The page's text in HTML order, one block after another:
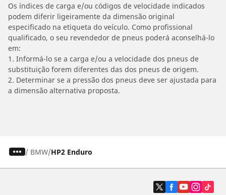
Os índices de carga e/ou códigos de velocidade indicados
podem diferir ligeiramente da dimensão original
especificado na etiqueta do veículo. Como profissional
qualificado, o seu revendedor de pneus poderá aconselhá-lo
em:
1. Informá-lo se a carga e/ou a velocidade dos pneus de
substituição forem diferentes das dos pneus de origem.
2. Determinar se a pressão dos pneus deve ser ajustada para
a dimensão alternativa proposta.
/ BMW HP2 Enduro